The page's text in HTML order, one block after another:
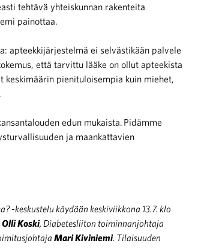
tehtävä yhteiskunnan rakenteita
painottaa.
apteekkijärjestelmä ei selvästikään palvele
että tarvittu lääke on ollut apteekista
pienituloisempia kuin miehet,
edun mukaista. Pidämme
ja maankattavien
-keskustelu käydään keskiviikkona 13.7. klo
Olli Koski, Diabetesliiton toiminnanjohtaja
Mari Kiviniemi. Tilaisuuden